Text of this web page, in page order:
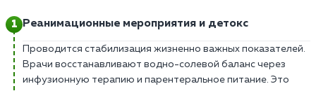
Реанимационные мероприятия и детокс
Проводится стабилизация жизненно важных показателей.
Врачи восстанавливают водно-солевой баланс через
инфузионную терапию и парентеральное питание. Это